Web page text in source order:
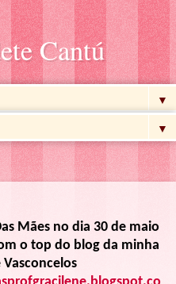
Cantú
▼
▼
Mães no dia 30 de maio
o top do blog da minha
Vasconcelos